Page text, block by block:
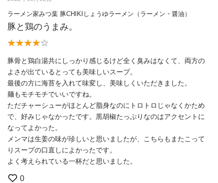
ラーメン家みつ葉 豚CHIKIしょうゆラーメン（ラーメン・醤油）
豚と鶏のうまみ。
豚骨と鶏白湯共にしっかり感じるけど全く臭みはなくて、両方の
よさが出ているとっても美味しいスープ。
最後の方に海苔を入れて味変し、美味しくいただきました。
麺もモチモチでいいですね。
ただチャーシューがほとんど脂身なのにトロトロじゃなくかため
で、好みじゃなかったです。黒胡椒たっぷりなのはアクセントに
なってよかった。
メンマは生姜の味が珍しいと思いましたが、こちらもまたこって
りスープの口直しによかったです。
よく考えられている一杯だと思いました。
0